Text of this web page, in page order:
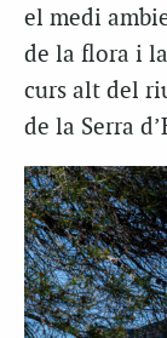
el medi
de la flora i
curs alt del
de la Serra